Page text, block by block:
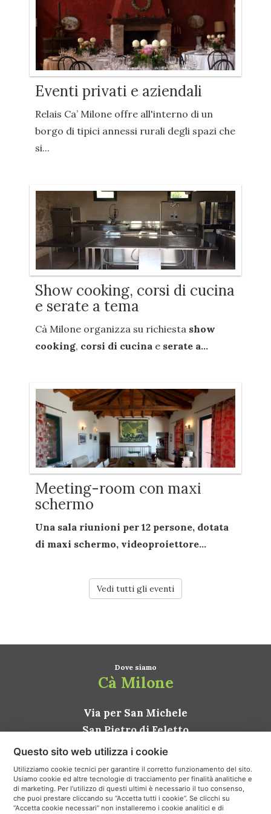
Eventi privati e aziendali
Relais Ca’ Milone offre all'interno di un
borgo di tipici annessi rurali degli spazi che
si...
Show cooking, corsi di cucina
e serate a tema
Cà Milone organizza su richiesta show
cooking, corsi di cucina e serate a...
Meeting-room con maxi
schermo
Una sala riunioni per 12 persone, dotata
di maxi schermo, videoproiettore...
Vedi tutti gli eventi
Dove siamo
Cà Milone
Via per San Michele
San Pietro di Feletto
31020 Conegliano TV
ITALIA
Come arrivare
Questo sito web utilizza i cookie
Utilizziamo cookie tecnici per garantire il corretto funzionamento del sito.
Usiamo cookie ed altre tecnologie di tracciamento per finalità analitiche e
di marketing. Per l’utilizzo di questi ultimi è necessario il tuo consenso,
che puoi prestare cliccando su “Accetta tutti i cookie”. Se clicchi su
“Accetta cookie necessari” non installeremo i cookie analitici e di